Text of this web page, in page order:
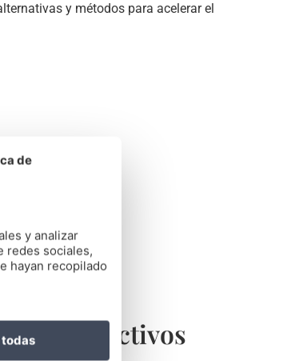
y métodos para acelerar el
efectivos
de
y analizar
redes sociales,
hayan recopilado